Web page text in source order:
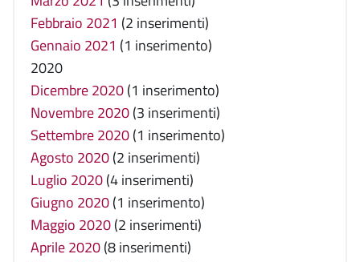
Febbraio 2021 (2 inserimenti)
Gennaio 2021 (1 inserimento)
2020
Dicembre 2020(1 inserimento)
Novembre 2020(3 inserimenti)
Settembre 2020(1 inserimento)
Agosto 2020(2 inserimenti)
Luglio 2020(4 inserimenti)
Giugno 2020(1 inserimento)
Maggio 2020(2 inserimenti)
Aprile 2020(8 inserimenti)